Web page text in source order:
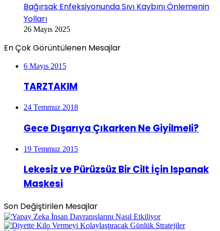
Bağırsak Enfeksiyonunda Sıvı Kaybını Önlemenin
Yolları
26 Mayıs 2025
En Çok Görüntülenen Mesajlar
6 Mayıs 2015
TARZTAKIM
24 Temmuz 2018
Gece Dışarıya Çıkarken Ne Giyilmeli?
19 Temmuz 2015
Lekesiz ve Pürüzsüz Bir Cilt İçin Ispanak
Maskesi
Son Değiştirilen Mesajlar